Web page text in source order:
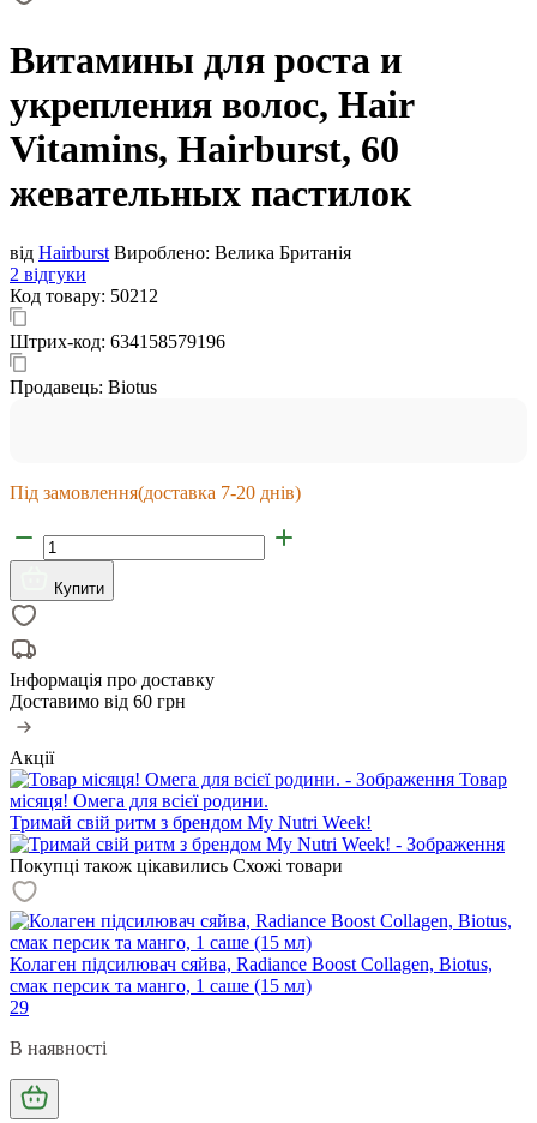
Витамины для роста и
укрепления волос, Hair
Vitamins, Hairburst, 60
жевательных пастилок
від Hairburst Вироблено: Велика Британія
2 відгуки
Код товару: 50212
Штрих-код: 634158579196
Продавець: Biotus
Під замовлення(доставка 7-20 днів)
Купити
Інформація про доставку
Доставимо від 60 грн
Акції
Товар
місяця! Омега для всієї родини.
Тримай свій ритм з брендом My Nutri Week!
Покупці також цікавились Схожі товари
Колаген підсилювач сяйва, Radiance Boost Collagen, Biotus,
смак персик та манго, 1 саше (15 мл)
29
В наявності